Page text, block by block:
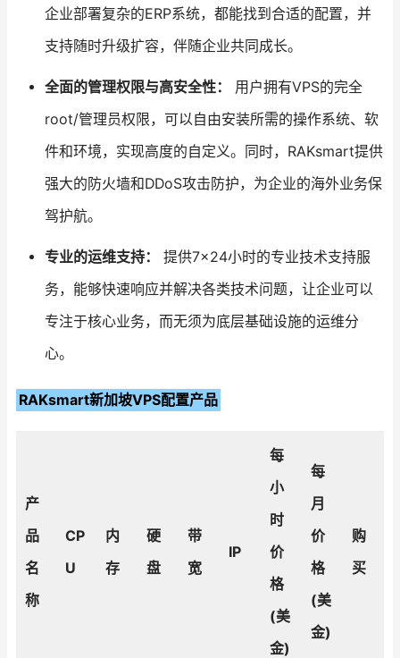
企业部署复杂的ERP系统，都能找到合适的配置，并
支持随时升级扩容，伴随企业共同成长。
全面的管理权限与高安全性：
用户拥有VPS的完全
root/管理员权限，可以自由安装所需的操作系统、软
件和环境，实现高度的自定义。同时，RAKsmart提供
强大的防火墙和DDoS攻击防护，为企业的海外业务保
驾护航。
专业的运维支持：
提供7×24小时的专业技术支持服
务，能够快速响应并解决各类技术问题，让企业可以
专注于核心业务，而无须为底层基础设施的运维分
心。
RAKsmart新加坡VPS配置产品
产
品
名
称
CP
U
内
存
硬
盘
带
宽
IP
每
小
时
价
格
(美
金)
每
月
价
格
(美
金)
购
买